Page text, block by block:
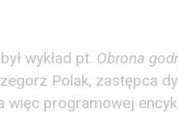
wykład pt. Obrona
Polak, zastępca
więc programowej